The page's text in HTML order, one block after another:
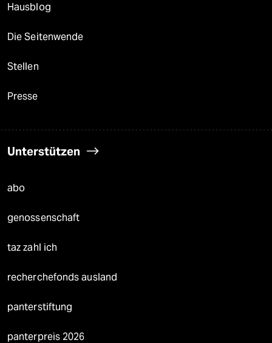
Hausblog
Die Seitenwende
Stellen
Presse
Unterstützen
abo
genossenschaft
taz zahl ich
recherchefonds ausland
panterstiftung
panterpreis 2026